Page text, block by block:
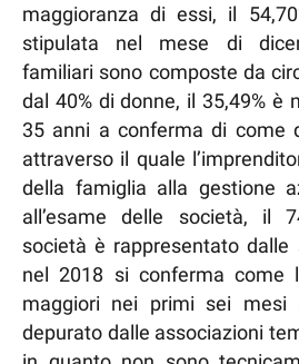
maggioranza di essi, il
stipulata nel mese di
familiari sono composte da
dal 40% di donne, il 35,49% è
35 anni a conferma di come
attraverso il quale
della famiglia alla gestione
all’esame delle società, il
società è rappresentato
nel 2018 si conferma come
maggiori nei primi sei mesi
depurato dalle associazioni